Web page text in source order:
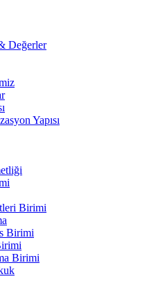
Değerler
Yapısı
Birimi
Birimi
Birimi